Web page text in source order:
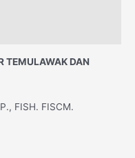
TEMULAWAK DAN
FISH. FISCM.